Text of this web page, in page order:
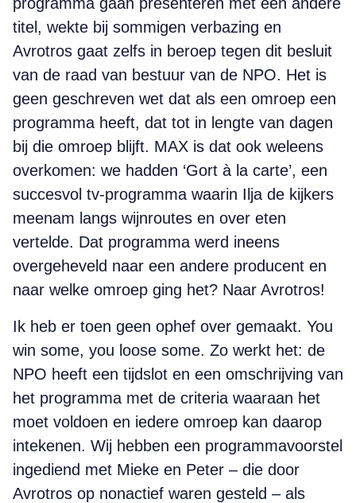
titel, wekte bij sommigen verbazing en
Avrotros gaat zelfs in beroep tegen dit besluit
van de raad van bestuur van de NPO. Het is
geen geschreven wet dat als een omroep een
programma heeft, dat tot in lengte van dagen
bij die omroep blijft. MAX is dat ook weleens
overkomen: we hadden ‘Gort à la carte’, een
succesvol tv-programma waarin Ilja de kijkers
meenam langs wijnroutes en over eten
vertelde. Dat programma werd ineens
overgeheveld naar een andere producent en
naar welke omroep ging het? Naar Avrotros!
Ik heb er toen geen ophef over gemaakt. You
win some, you loose some. Zo werkt het: de
NPO heeft een tijdslot en een omschrijving van
het programma met de criteria waaraan het
moet voldoen en iedere omroep kan daarop
intekenen. Wij hebben een programmavoorstel
ingediend met Mieke en Peter – die door
Avrotros op nonactief waren gesteld – als